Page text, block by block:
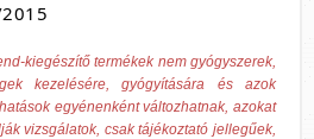
kiegészítő termékek nem gyógyszerek,
kezelésére, gyógyítására és azok
egyénenként változhatnak, azokat
vizsgálatok, csak tájékoztató jellegűek,